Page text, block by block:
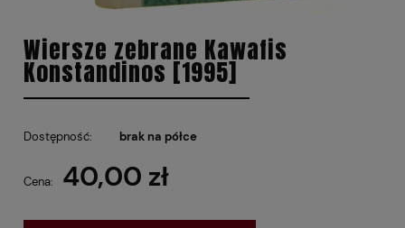
Wiersze zebrane Kawafis
Konstandinos [1995]
Dostępność: brak na półce
Cena: 40,00 zł